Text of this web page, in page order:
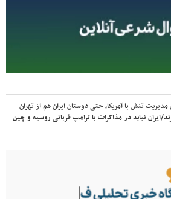
تنش با آمریکا، حتی دوستان ایران هم از تهران
ایران نباید در مذاکرات با ترامپ قربانی روسیه و چین